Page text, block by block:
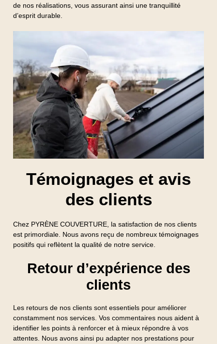
de nos réalisations, vous assurant ainsi une tranquillité
d’esprit durable.
Témoignages et avis
des clients
Chez PYRÈNE COUVERTURE, la satisfaction de nos clients
est primordiale. Nous avons reçu de nombreux témoignages
positifs qui reflètent la qualité de notre service.
Retour d’expérience des
clients
Les retours de nos clients sont essentiels pour améliorer
constamment nos services. Vos commentaires nous aident à
identifier les points à renforcer et à mieux répondre à vos
attentes. Nous avons ainsi pu adapter nos prestations pour